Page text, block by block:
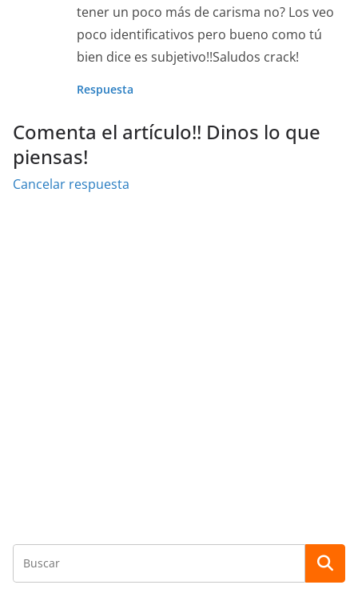
tener un poco más de carisma no? Los veo
poco identificativos pero bueno como tú
bien dice es subjetivo!!Saludos crack!
Respuesta
Comenta el artículo!! Dinos lo que
piensas!
Cancelar respuesta